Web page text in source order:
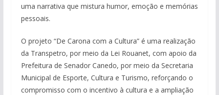
uma narrativa que mistura humor, emoção e memórias
pessoais.
O projeto “De Carona com a Cultura” é uma realização
da Transpetro, por meio da Lei Rouanet, com apoio da
Prefeitura de Senador Canedo, por meio da Secretaria
Municipal de Esporte, Cultura e Turismo, reforçando o
compromisso com o incentivo à cultura e a ampliação